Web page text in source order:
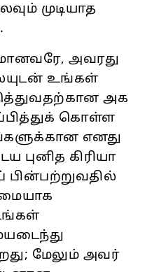
முடியாத
அவரது
உங்கள்
அக
கொள்ள
எனது
புனித கிரியா
மேலும் அவர்